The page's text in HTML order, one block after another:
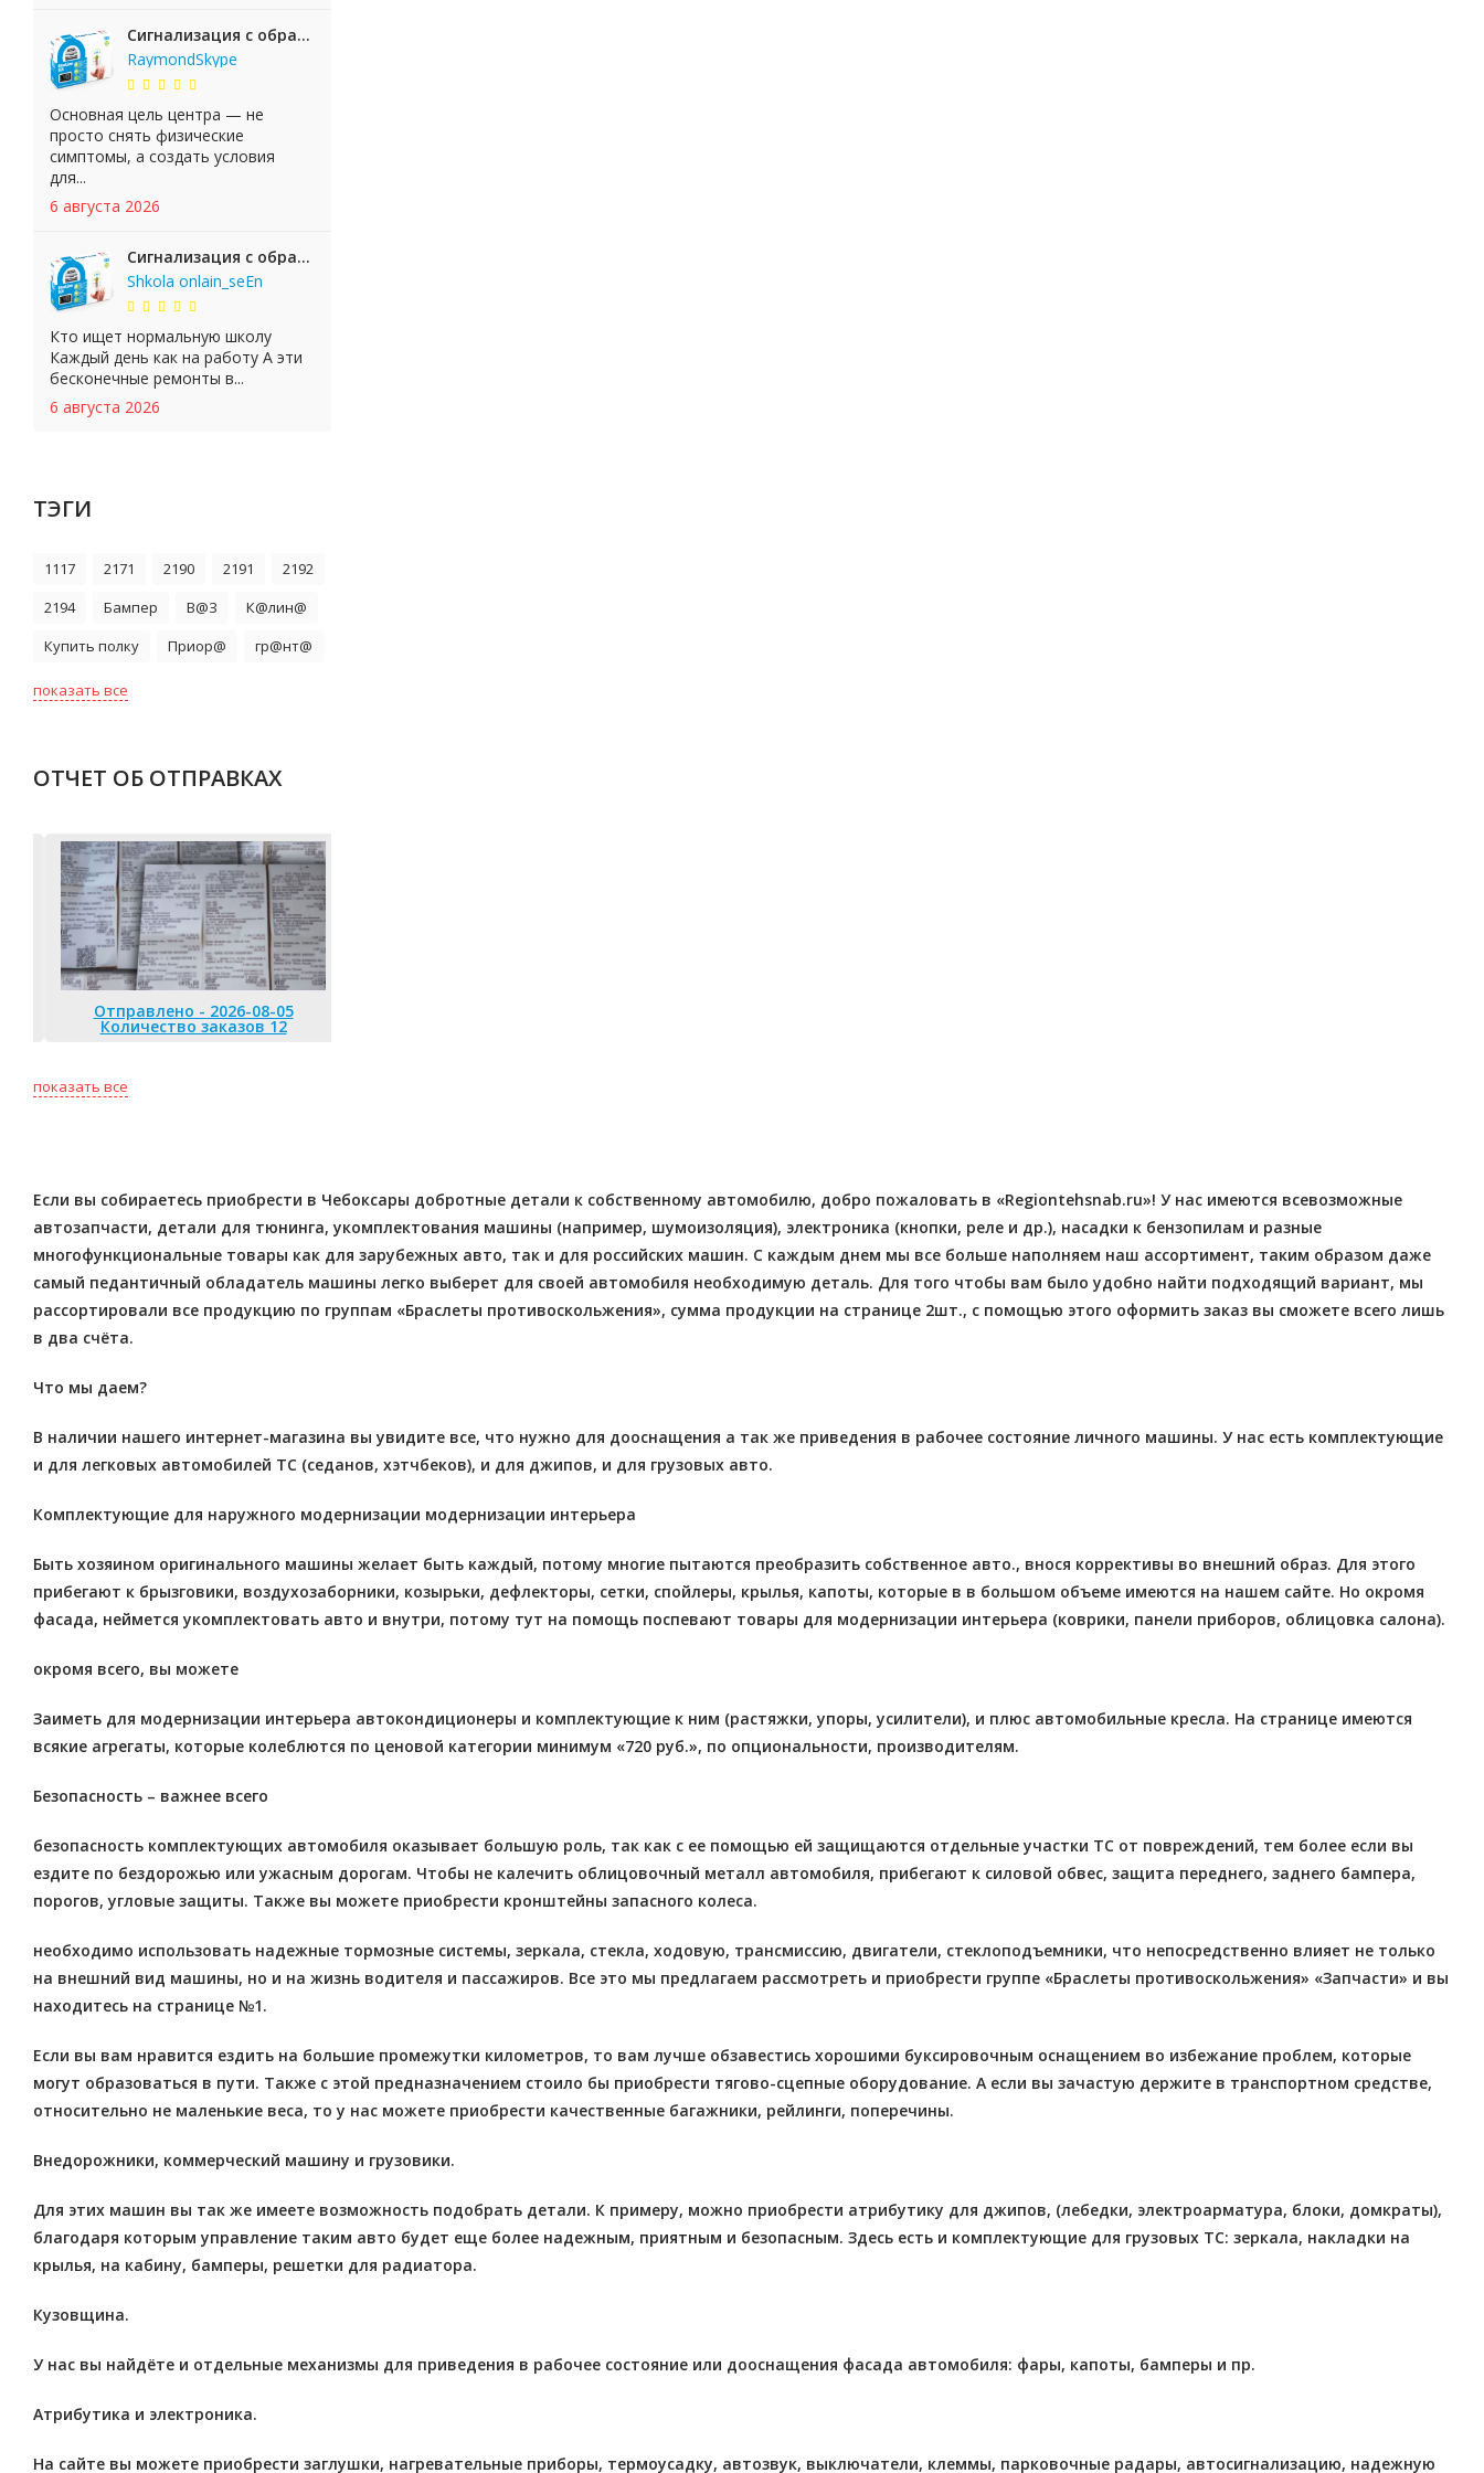
Сигнализация с обратной связью StarLine E65 BT 2CAN+LIN
RaymondSkype
Основная цель центра — не
просто снять физические
симптомы, а создать условия
для...
6 августа 2026
Сигнализация с обратной связью StarLine E65 BT 2CAN+LIN
Shkola onlain_seEn
Кто ищет нормальную школу
Каждый день как на работу А эти
бесконечные ремонты в...
6 августа 2026
ТЭГИ
1117 2171 2190 2191
2192
2194
Бампер В@З
К@лин@
Купить полку
Приор@ гр@нт@
показать все
ОТЧЕТ ОБ ОТПРАВКАХ
Отправлено - 2026-08-05
Количество заказов 12
показать все
Если вы собираетесь приобрести в Чебоксары добротные детали к собственному автомобилю, добро пожаловать в «Regiontehsnab.ru»! У нас имеются всевозможные
автозапчасти, детали для тюнинга, укомплектования машины (например, шумоизоляция), электроника (кнопки, реле и др.), насадки к бензопилам и разные
многофункциональные товары как для зарубежных авто, так и для российских машин. С каждым днем мы все больше наполняем наш ассортимент, таким образом даже
самый педантичный обладатель машины легко выберет для своей автомобиля необходимую деталь. Для того чтобы вам было удобно найти подходящий вариант, мы
рассортировали все продукцию по группам «Браслеты противоскольжения», сумма продукции на странице 2шт., с помощью этого оформить заказ вы сможете всего лишь
в два счёта.
Что мы даем?
В наличии нашего интернет-магазина вы увидите все, что нужно для дооснащения а так же приведения в рабочее состояние личного машины. У нас есть комплектующие
и для легковых автомобилей ТС (седанов, хэтчбеков), и для джипов, и для грузовых авто.
Комплектующие для наружного модернизации модернизации интерьера
Быть хозяином оригинального машины желает быть каждый, потому многие пытаются преобразить собственное авто., внося коррективы во внешний образ. Для этого
прибегают к брызговики, воздухозаборники, козырьки, дефлекторы, сетки, спойлеры, крылья, капоты, которые в в большом объеме имеются на нашем сайте. Но окромя
фасада, неймется укомплектовать авто и внутри, потому тут на помощь поспевают товары для модернизации интерьера (коврики, панели приборов, облицовка салона).
окромя всего, вы можете
Заиметь для модернизации интерьера автокондиционеры и комплектующие к ним (растяжки, упоры, усилители), и плюс автомобильные кресла. На странице имеются
всякие агрегаты, которые колеблются по ценовой категории минимум «720 руб.», по опциональности, производителям.
Безопасность – важнее всего
безопасность комплектующих автомобиля оказывает большую роль, так как с ее помощью ей защищаются отдельные участки ТС от повреждений, тем более если вы
ездите по бездорожью или ужасным дорогам. Чтобы не калечить облицовочный металл автомобиля, прибегают к силовой обвес, защита переднего, заднего бампера,
порогов, угловые защиты. Также вы можете приобрести кронштейны запасного колеса.
необходимо использовать надежные тормозные системы, зеркала, стекла, ходовую, трансмиссию, двигатели, стеклоподъемники, что непосредственно влияет не только
на внешний вид машины, но и на жизнь водителя и пассажиров. Все это мы предлагаем рассмотреть и приобрести группе «Браслеты противоскольжения» «Запчасти» и вы
находитесь на странице №1.
Если вы вам нравится ездить на большие промежутки километров, то вам лучше обзавестись хорошими буксировочным оснащением во избежание проблем, которые
могут образоваться в пути. Также с этой предназначением стоило бы приобрести тягово-сцепные оборудование. А если вы зачастую держите в транспортном средстве,
относительно не маленькие веса, то у нас можете приобрести качественные багажники, рейлинги, поперечины.
Внедорожники, коммерческий машину и грузовики.
Для этих машин вы так же имеете возможность подобрать детали. К примеру, можно приобрести атрибутику для джипов, (лебедки, электроарматура, блоки, домкраты),
благодаря которым управление таким авто будет еще более надежным, приятным и безопасным. Здесь есть и комплектующие для грузовых ТС: зеркала, накладки на
крылья, на кабину, бамперы, решетки для радиатора.
Кузовщина.
У нас вы найдёте и отдельные механизмы для приведения в рабочее состояние или дооснащения фасада автомобиля: фары, капоты, бамперы и пр.
Атрибутика и электроника.
На сайте вы можете приобрести заглушки, нагревательные приборы, термоусадку, автозвук, выключатели, клеммы, парковочные радары, автосигнализацию, надежную